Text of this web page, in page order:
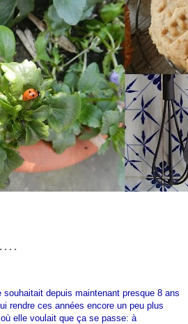
depuis maintenant presque 8 ans
rendre ces années encore un peu plus
elle voulait que ça se passe: à